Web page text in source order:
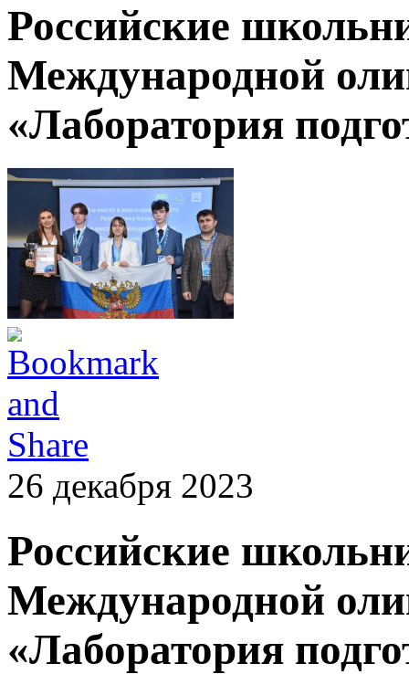
Российские
Международной
«Лаборатория
26 декабря 2023
Российские
Международной
«Лаборатория